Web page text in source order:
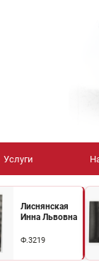
Услуги
Лиснянская
Инна Львовна
Ф.3219